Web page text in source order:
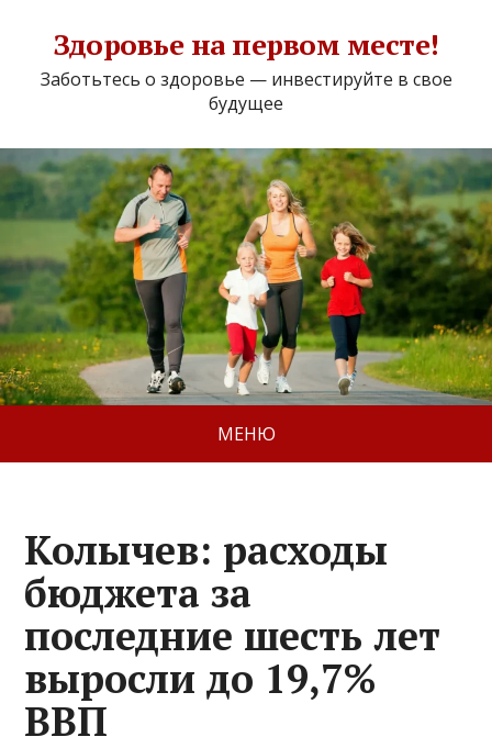
Здоровье на первом месте!
Заботьтесь о здоровье — инвестируйте в свое
будущее
МЕНЮ
Колычев: расходы
бюджета за
последние шесть лет
выросли до 19,7%
ВВП